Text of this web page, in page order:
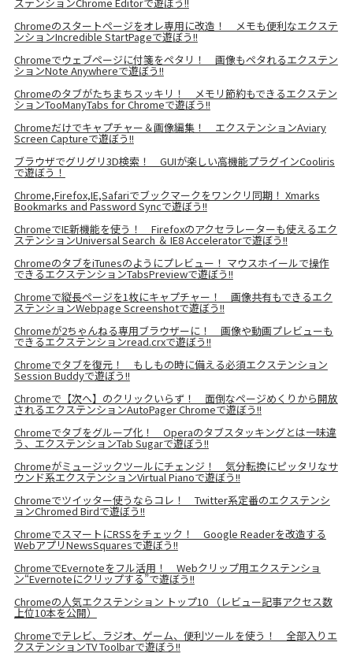
Chromeのスタートページをオレ専用に改造！ メモも便利なエクステ
ンションIncredible StartPageで遊ぼう!!
Chromeでウェブページに付箋をペタリ！ 画像もペタれるエクステン
ションNote Anywhereで遊ぼう!!
Chromeのタブがたちまちスッキリ！ メモリ節約もできるエクステン
ションTooManyTabs for Chromeで遊ぼう!!
Chromeだけでキャプチャー＆画像編集！ エクステンションAviary
Screen Captureで遊ぼう!!
ブラウザでグリグリ3D検索！ GUIが楽しい高機能プラグインCooliris
で遊ぼう！
Chrome,Firefox,IE,Safariでブックマークをワンクリ同期！ Xmarks
Bookmarks and Password Syncで遊ぼう!!
ChromeでIE新機能を使う！ Firefoxのアクセラレーターも使えるエク
ステンションUniversal Search ＆ IE8 Acceleratorで遊ぼう!!
ChromeのタブをiTunesのようにプレビュー！ マウスホイールで操作
できるエクステンションTabsPreviewで遊ぼう!!
Chromeで縦長ページを1枚にキャプチャー！ 画像共有もできるエク
ステンションWebpage Screenshotで遊ぼう!!
Chromeが2ちゃんねる専用ブラウザーに！ 画像や動画プレビューも
できるエクステンションread.crxで遊ぼう!!
Chromeでタブを復元！ もしもの時に備える必須エクステンション
Session Buddyで遊ぼう!!
Chromeで【次へ】のクリックいらず！ 面倒なページめくりから開放
されるエクステンションAutoPager Chromeで遊ぼう!!
Chromeでタブをグループ化！ Operaのタブスタッキングとは一味違
う、エクステンションTab Sugarで遊ぼう!!
Chromeがミュージックツールにチェンジ！ 気分転換にピッタリなサ
ウンド系エクステンションVirtual Pianoで遊ぼう!!
Chromeでツイッター使うならコレ！ Twitter系定番のエクステンシ
ョンChromed Birdで遊ぼう!!
ChromeでスマートにRSSをチェック！ Google Readerを改造する
WebアプリNewsSquaresで遊ぼう!!
ChromeでEvernoteをフル活用！ Webクリップ用エクステンショ
ン“Evernoteにクリップする”で遊ぼう!!
Chromeの人気エクステンション トップ10 （レビュー記事アクセス数
上位10本を公開）
Chromeでテレビ、ラジオ、ゲーム、便利ツールを使う！ 全部入りエ
クステンションTV Toolbarで遊ぼう!!